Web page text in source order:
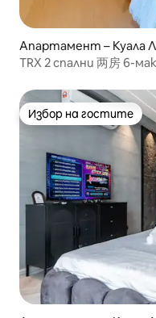
Апартамент – Куала
TRX 2 спални 两房 6-
Избор на гостите
Избор на гостите